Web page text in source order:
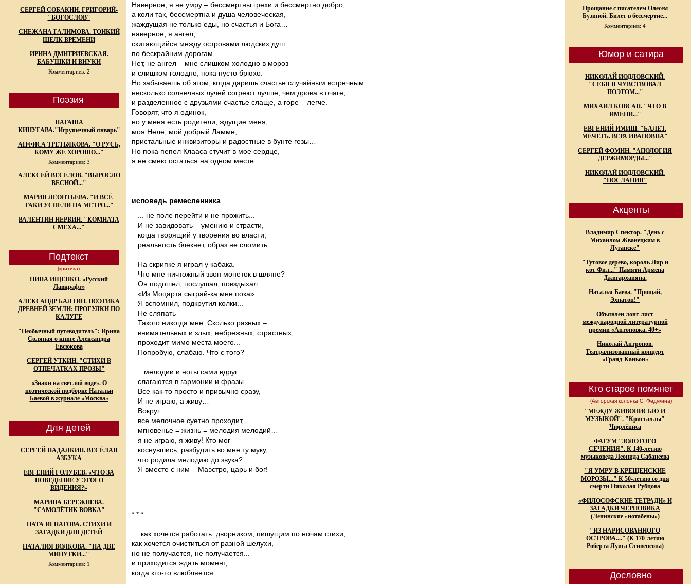
СЕРГЕЙ СОБАКИН. ГРИГОРИЙ-
"БОГОСЛОВ"
СНЕЖАНА ГАЛИМОВА. ТОНКИЙ
ШЕЛК ВРЕМЕНИ
ИРИНА ДМИТРИЕВСКАЯ.
БАБУШКИ И ВНУКИ
Комментариев: 2
Поэзия
НАТАША
КИНУГАВА."Игрушечный январь"
АНФИСА ТРЕТЬЯКОВА. "О РУСЬ,
КОМУ ЖЕ ХОРОШО..."
Комментариев: 3
АЛЕКСЕЙ ВЕСЕЛОВ. "ВЫРОСЛО
ВЕСНОЙ..."
МАРИЯ ЛЕОНТЬЕВА. "И ВСЁ-
ТАКИ УСПЕЛИ НА МЕТРО..."
ВАЛЕНТИН НЕРВИН. "КОМНАТА
СМЕХА..."
Подтекст
(критика)
НИНА ИЩЕНКО. «Русский
Лавкрафт»
АЛЕКСАНДР БАЛТИН. ПОЭТИКА
ДРЕВНЕЙ ЗЕМЛИ: ПРОГУЛКИ ПО
КАЛУГЕ
"Необычный путеводитель": Ирина
Соляная о книге Александра
Евсюкова
СЕРГЕЙ УТКИН. "СТИХИ В
ОТПЕЧАТКАХ ПРОЗЫ"
«Знаки на светлой воде». О
поэтической подборке Натальи
Баевой в журнале «Москва»
Для детей
СЕРГЕЙ ПАДАЛКИН. ВЕСЁЛАЯ
АЗБУКА
ЕВГЕНИЙ ГОЛУБЕВ. «ЧТО ЗА
ПОВЕДЕНИЕ У ЭТОГО
ВИДЕНИЯ?»
МАРИНА БЕРЕЖНЕВА.
"САМОЛЁТИК ВОВКА"
НАТА ИГНАТОВА. СТИХИ И
ЗАГАДКИ ДЛЯ ДЕТЕЙ
НАТАЛИЯ ВОЛКОВА. "НА ДВЕ
МИНУТКИ..."
Комментариев: 1
Наверное, я не умру – бессмертны грехи и бессмертно добро,
а коли так, бессмертна и душа человеческая,
жаждущая не только еды, но счастья и Бога…
наверное, я ангел,
скитающийся между островами людских душ
по бескрайним дорогам.
Нет, не ангел – мне слишком холодно в мороз
и слишком голодно, пока пусто брюхо.
Но забываешь об этом, когда даришь счастье случайным встречным …
несколько солнечных лучей согреют лучше, чем дрова в очаге,
и разделенное с друзьями счастье слаще, а горе – легче.
Говорят, что я одинок,
но у меня есть родители, ждущие меня,
моя Неле, мой добрый Ламме,
пристальные инквизиторы и радостные в бунте гезы…
Но пока пепел Клааса стучит в мое сердце,
я не смею остаться на одном месте…
исповедь ремесленника
... не поле перейти и не прожить...
И не завидовать – умению и страсти,
когда творящий у творения во власти,
реальность блекнет, образ не сломить...
На скрипке я играл у кабака.
Что мне ничтожный звон монеток в шляпе?
Он подошел, послушал, повздыхал...
«Из Моцарта сыграй-ка мне пока»
Я вспомнил, подкрутил колки...
Не сляпать
Такого никогда мне. Сколько разных –
внимательных и злых, небрежных, страстных,
проходит мимо места моего...
Попробую, слабаю. Что с того?
...мелодии и ноты сами вдруг
слагаются в гармонии и фразы.
Все как-то просто и привычно сразу,
И не играю, а живу…
Вокруг
все мелочное суетно проходит,
мгновенье = жизнь = мелодия мелодий…
я не играю, я живу! Кто мог
коснувшись, разбудить во мне ту муку,
что родила мелодию до звука?
Я вместе с ним – Маэстро, царь и бог!
* * *
… как хочется работать дворником, пишущим по ночам стихи,
как хочется очиститься от разной шелухи,
но не получается, не получается...
и приходится ждать момент,
когда кто-то влюбляется.
Прощание с писателем Олесем
Бузиной. Билет в бессмертие...
Комментариев: 4
Юмор и сатира
НИКОЛАЙ ИОДЛОВСКИЙ.
"СЕБЯ Я ЧУВСТВОВАЛ
ПОЭТОМ..."
МИХАИЛ КОВСАН. "ЧТО В
ИМЕНИ..."
ЕВГЕНИЙ ИМИШ. "БАЛЕТ.
МЕЧЕТЬ. ВЕРА ИВАНОВНА"
СЕРГЕЙ ФОМИН. "АПОЛОГИЯ
ДЕРЖИМОРДЫ..."
НИКОЛАЙ ИОДЛОВСКИЙ.
"ПОСЛАНИЯ"
Акценты
Владимир Спектор. "День с
Михаилом Жванецким в
Луганске"
"Тутовое дерево, король Лир и
кот Фил..." Памяти Армена
Джигарханяна.
Наталья Баева. "Прощай,
Эхнатон!"
Объявлен лонг-лист
международной литературной
премии «Антоновка. 40+»
Николай Антропов.
Театрализованный концерт
«Гранд-Каньон»
Кто старое помянет
(Авторская колонка С. Федякина)
"МЕЖДУ ЖИВОПИСЬЮ И
МУЗЫКОЙ". "Кристаллы"
Чюрлёниса
ФАТУМ "ЗОЛОТОГО
СЕЧЕНИЯ". К 140-летию
музыковеда Леонида Сабанеева
"Я УМРУ В КРЕЩЕНСКИЕ
МОРОЗЫ..." К 50-летию со дня
смерти Николая Рубцова
«ФИЛОСОФСКИЕ ТЕТРАДИ» И
ЗАГАДКИ ЧЕРНОВИКА
(Ленинские «нотабены»)
"ИЗ НАРИСОВАННОГО
ОСТРОВА...." (К 170-летию
Роберта Луиса Стивенсона)
Дословно